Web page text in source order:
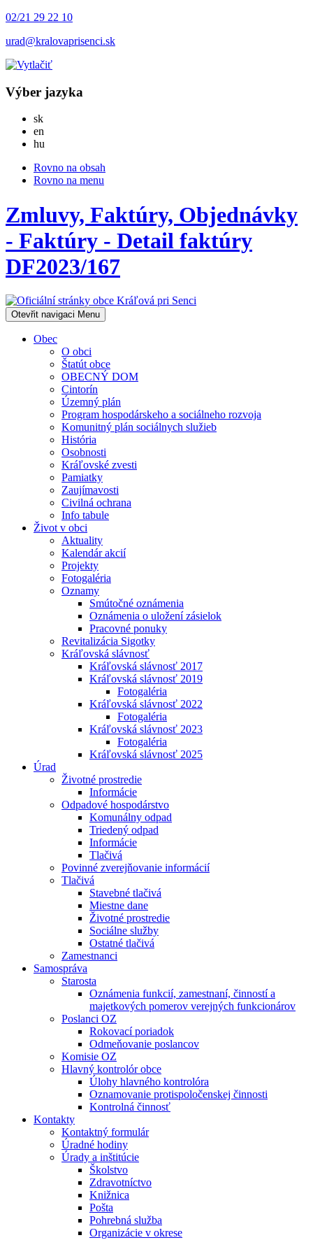
02/21 29 22 10
urad@kralovaprisenci.sk
Výber jazyka
skSlovensky
en
hu
Rovno na obsah
Rovno na menu
Zmluvy, Faktúry, Objednávky
- Faktúry - Detail faktúry
DF2023/167
Otevřit navigaci Menu
Obec
O obci
Štatút obce
OBECNÝ DOM
Cintorín
Územný plán
Program hospodárskeho a sociálneho rozvoja
Komunitný plán sociálnych služieb
História
Osobnosti
Kráľovské zvesti
Pamiatky
Zaujímavosti
Civilná ochrana
Info tabule
Život v obci
Aktuality
Kalendár akcií
Projekty
Fotogaléria
Oznamy
Smútočné oznámenia
Oznámenia o uložení zásielok
Pracovné ponuky
Revitalizácia Sigotky
Kráľovská slávnosť
Kráľovská slávnosť 2017
Kráľovská slávnosť 2019
Fotogaléria
Kráľovská slávnosť 2022
Fotogaléria
Kráľovská slávnosť 2023
Fotogaléria
Kráľovská slávnosť 2025
Úrad
Životné prostredie
Informácie
Odpadové hospodárstvo
Komunálny odpad
Triedený odpad
Informácie
Tlačivá
Povinné zverejňovanie informácií
Tlačivá
Stavebné tlačivá
Miestne dane
Životné prostredie
Sociálne služby
Ostatné tlačivá
Zamestnanci
Samospráva
Starosta
Oznámenia funkcií, zamestnaní, činností a
majetkových pomerov verejných funkcionárov
Poslanci OZ
Rokovací poriadok
Odmeňovanie poslancov
Komisie OZ
Hlavný kontrolór obce
Úlohy hlavného kontrolóra
Oznamovanie protispoločenskej činnosti
Kontrolná činnosť
Kontakty
Kontaktný formulár
Úradné hodiny
Úrady a inštitúcie
Školstvo
Zdravotníctvo
Knižnica
Pošta
Pohrebná služba
Organizácie v okrese